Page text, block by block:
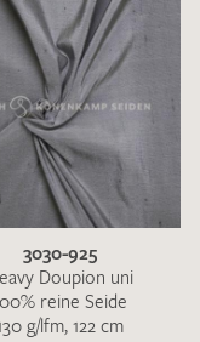
3030-925
Doupion uni
reine Seide
g/lfm, 122 cm